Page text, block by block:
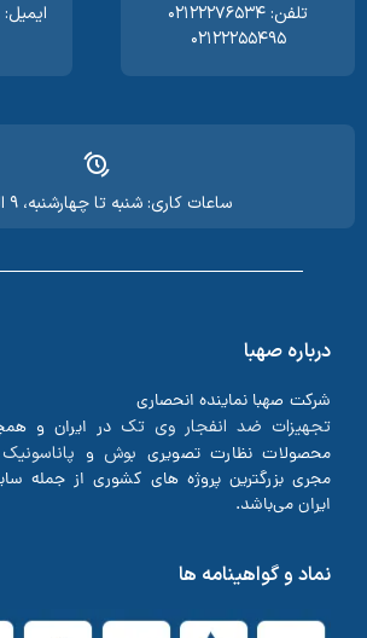
تلفن: ۰۲۱۲۲۲۷۶۵۳۴
۰۲۱۲۲۲۵۵۴۹۵
ایمیل: info@sahba.shop
ساعات کاری: شنبه تا چهارشنبه، ۹ الی ۱۷
درباره صهبا
شرکت صهبا نماینده انحصاری
تجهیزات ضد انفجار وی تک در ایران و
محصولات نظارت تصویری بوش و پاناسونیک
مجری بزرگترین پروژه های کشوری از جمله
ایران می‌باشد.
نماد و گواهینامه ها